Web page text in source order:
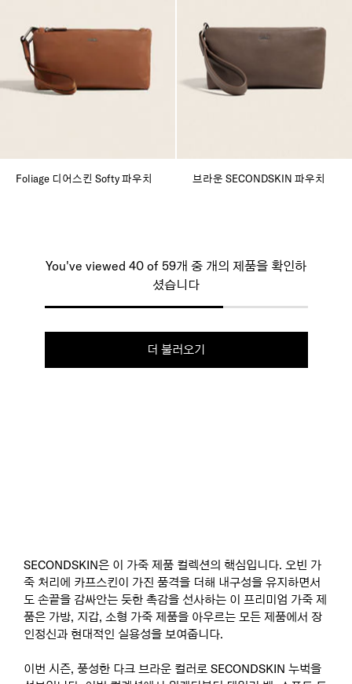
Foliage 디어스킨 Softy 파우치 브라운 SECONDSKIN 파우치
You've viewed 40 of 59개 중 개의 제품을 확인하
셨습니다
더 불러오기
SECONDSKIN은 이 가죽 제품 컬렉션의 핵심입니다. 오빈 가
죽 처리에 카프스킨이 가진 품격을 더해 내구성을 유지하면서
도 손끝을 감싸안는 듯한 촉감을 선사하는 이 프리미엄 가죽 제
품은 가방, 지갑, 소형 가죽 제품을 아우르는 모든 제품에서 장
인정신과 현대적인 실용성을 보여줍니다.
이번 시즌, 풍성한 다크 브라운 컬러로 SECONDSKIN 누벅을